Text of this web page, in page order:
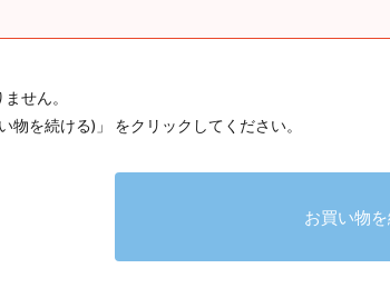
せん。
を続ける)」 をクリックしてください。
お買い物